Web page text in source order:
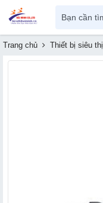
Trang chủ Thiết bị siêu thị